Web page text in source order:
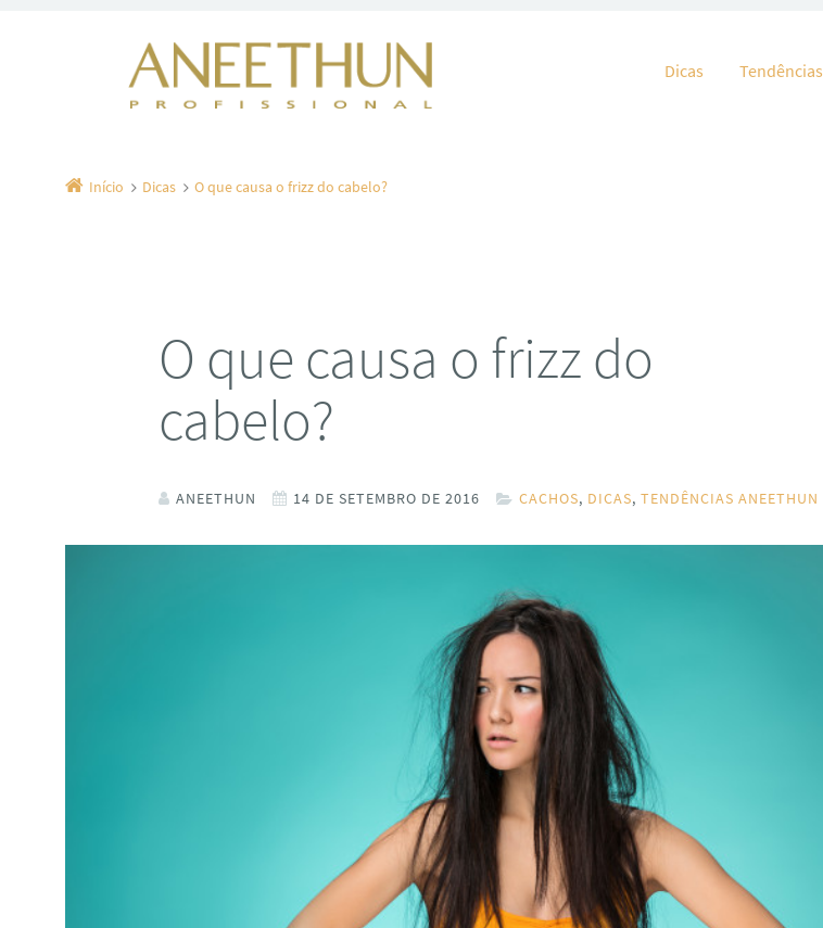
Pular para o conteúdo
Dicas Tendências
Início Dicas O que causa o frizz do cabelo?
O que causa o frizz do
cabelo?
ANEETHUN 14 DE SETEMBRO DE 2016 CACHOS, DICAS,TENDÊNCIAS ANEETHUN